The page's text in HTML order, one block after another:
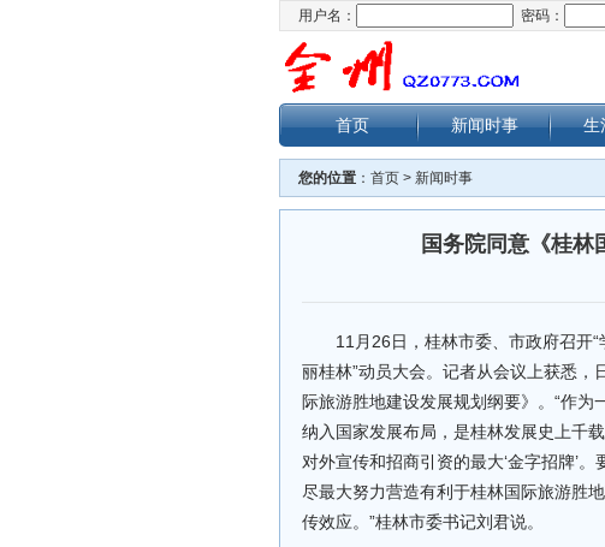
用户名： 密码：
首页 新闻时事 生
您的位置 ： 首页 > 新闻时事
国务院同意《桂林
11月26日，桂林市委、市政府召开
丽桂林”动员大会。记者从会议上获悉
际旅游胜地建设发展规划纲要》。“作为
纳入国家发展布局，是桂林发展史上千
对外宣传和招商引资的最大‘金字招牌’
尽最大努力营造有利于桂林国际旅游胜
传效应。”桂林市委书记刘君说。